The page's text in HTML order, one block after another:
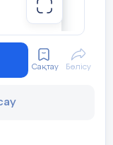
Сақтау Бөлісу